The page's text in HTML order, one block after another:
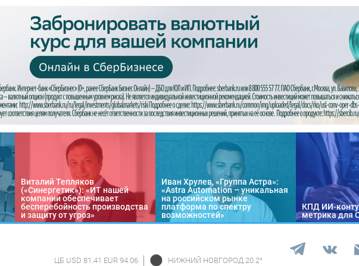
Виталий Тепляков
(«Синергетик»): «ИТ нашей
компании обеспечивает
бесперебойность производства
и защиту от угроз»
Иван Хрулев, «Группа Астра»:
«Astra Automation – уникальная
на российском рынке
платформа по спектру
возможностей»
КПД ИИ-
метрика для
ЦБ USD 81.41 EUR 94.06 НИЖНИЙ НОВГОРОД 20.2°